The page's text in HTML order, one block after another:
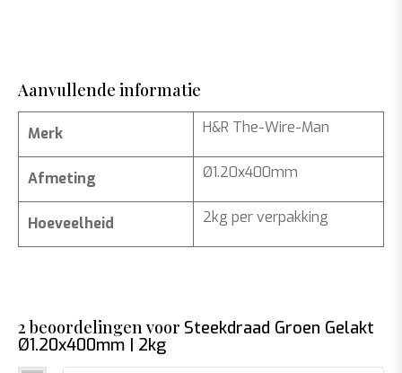
Aanvullende informatie
Merk H&R The-Wire-Man
Afmeting Ø1.20x400mm
Hoeveelheid 2kg per verpakking
2 beoordelingen voor Steekdraad Groen Gelakt
Ø1.20x400mm | 2kg